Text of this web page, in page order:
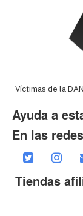
Víctimas de la
Ayuda a
En las redes
Tiendas